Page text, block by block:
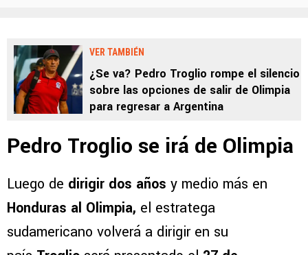
VER TAMBIÉN
¿Se va? Pedro Troglio rompe el silencio
sobre las opciones de salir de Olimpia
para regresar a Argentina
Pedro Troglio se irá de Olimpia
Luego de dirigir dos años y medio más en
Honduras al Olimpia, el estratega
sudamericano volverá a dirigir en su